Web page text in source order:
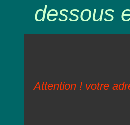
dessous
Attention ! votre